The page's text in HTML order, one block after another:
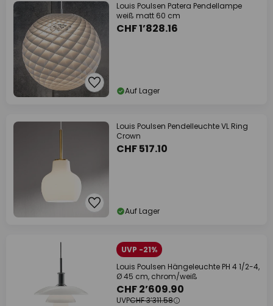
Louis Poulsen Patera Pendellampe
weiß matt 60 cm
CHF 1’828.16
Auf Lager
Louis Poulsen Pendelleuchte VL Ring
Crown
CHF 517.10
Auf Lager
UVP -21%
Louis Poulsen Hängeleuchte PH 4 1/2-4,
Ø 45 cm, chrom/weiß
CHF 2’609.90
UVPCHF 3’311.58